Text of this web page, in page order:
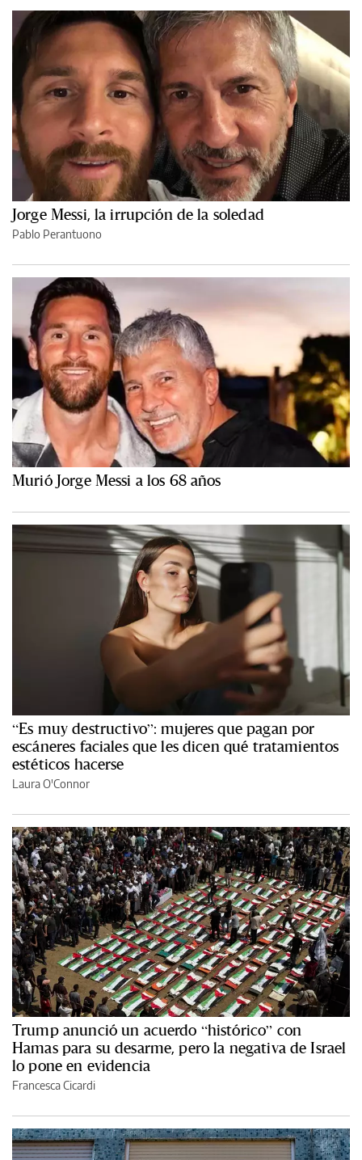
Jorge Messi, la irrupción de la soledad
Pablo Perantuono
Murió Jorge Messi a los 68 años
“Es muy destructivo”: mujeres que pagan por
escáneres faciales que les dicen qué tratamientos
estéticos hacerse
Laura O'Connor
Trump anunció un acuerdo “histórico” con
Hamas para su desarme, pero la negativa de Israel
lo pone en evidencia
Francesca Cicardi